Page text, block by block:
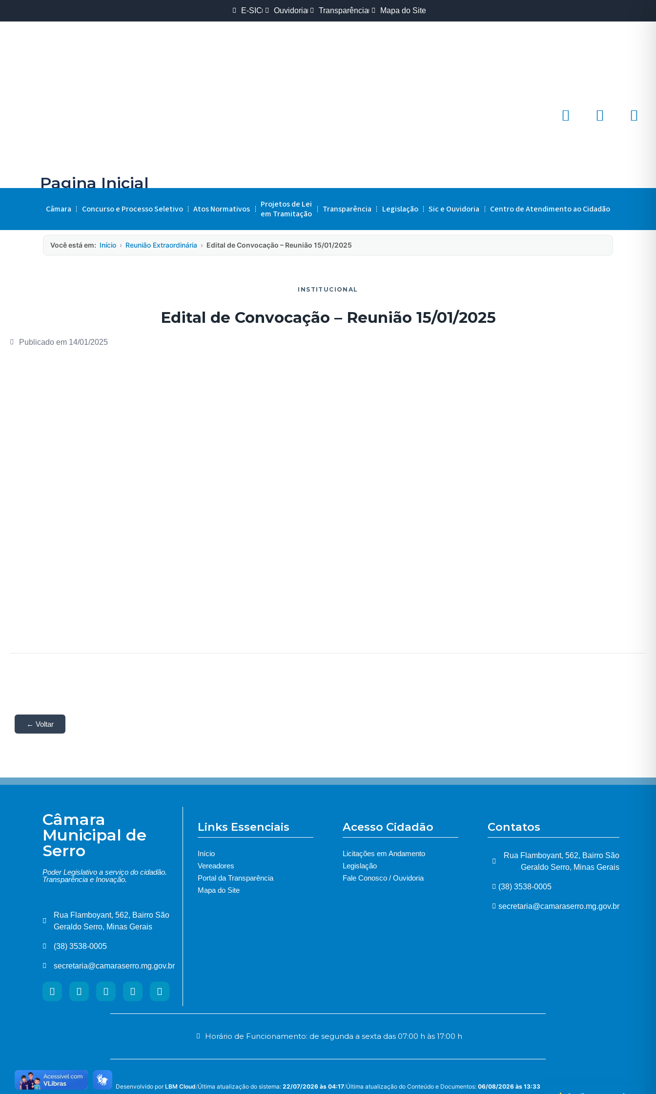
E-SIC Ouvidoria Transparência Mapa do Site
Pagina Inicial
Câmara Concurso e Processo Seletivo Atos Normativos
Projetos de Lei
em Tramitação
Transparência Legislação Sic e Ouvidoria Centro de Atendimento ao Cidadão
Você está em: Início › Reunião Extraordinária › Edital de Convocação – Reunião 15/01/2025
INSTITUCIONAL
Edital de Convocação – Reunião 15/01/2025
Publicado em 14/01/2025
← Voltar
Câmara
Municipal de
Serro
Poder Legislativo a serviço do cidadão.
Transparência e Inovação.
Rua Flamboyant, 562, Bairro São
Geraldo Serro, Minas Gerais
(38) 3538-0005
secretaria@camaraserro.mg.gov.br
Links Essenciais
Início
Vereadores
Portal da Transparência
Mapa do Site
Acesso Cidadão
Licitações em Andamento
Legislação
Fale Conosco / Ouvidoria
Contatos
Rua Flamboyant, 562, Bairro São
Geraldo Serro, Minas Gerais
(38) 3538-0005
secretaria@camaraserro.mg.gov.br
Horário de Funcionamento: de segunda a sexta das 07:00 h às 17:00 h
Desenvolvido porLBM Cloud/Última atualização do sistema: 22/07/2026 às 04:17/Última atualização do Conteúdo e Documentos: 06/08/2026 às 13:33